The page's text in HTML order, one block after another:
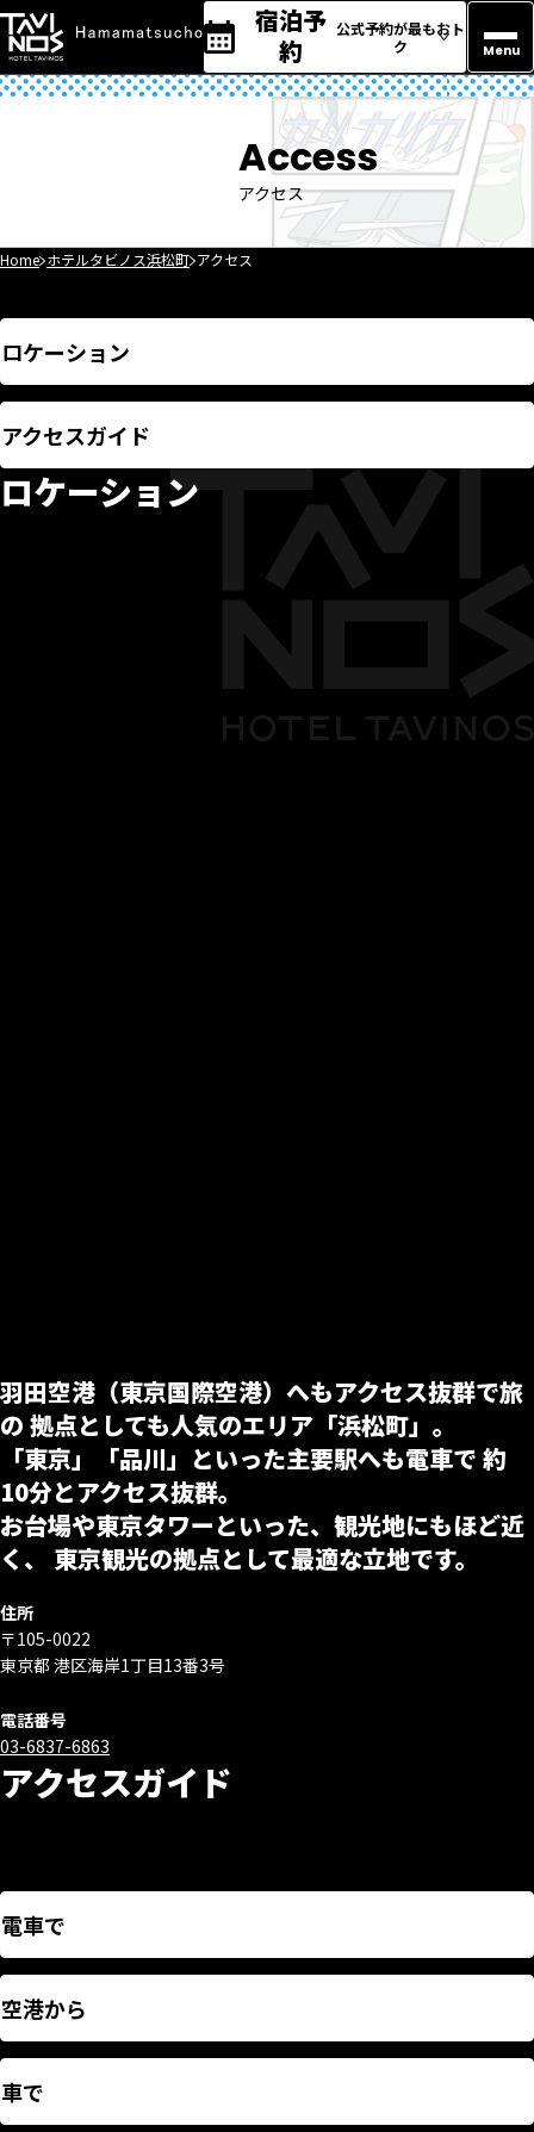
宿泊予
約
公式予約が最もおト
ク
Menu
Access
アクセス
Home ホテルタビノス浜松町 アクセス
ロケーション
アクセスガイド
ロケーション
羽田空港（東京国際空港）へもアクセス抜群で旅
の 拠点としても人気のエリア「浜松町」。
「東京」「品川」といった主要駅へも電車で 約
10分とアクセス抜群。
お台場や東京タワーといった、観光地にもほど近
く、 東京観光の拠点として最適な立地です。
住所
〒105-0022
東京都 港区海岸1丁目13番3号
電話番号
03-6837-6863
アクセスガイド
電車で
空港から
車で